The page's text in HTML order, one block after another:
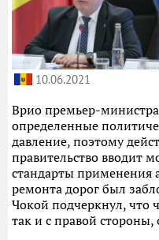
10.06.2021
Врио премьер-
определенные
давление, поэтому
правительство вводит
стандарты применения
ремонта дорог был
Чокой подчеркнул, что
так и с правой